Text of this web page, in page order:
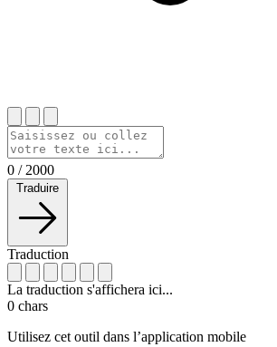
0 / 2000
Traduire
Traduction
La traduction s'affichera ici...
0 chars
Utilisez cet outil dans l’application mobile